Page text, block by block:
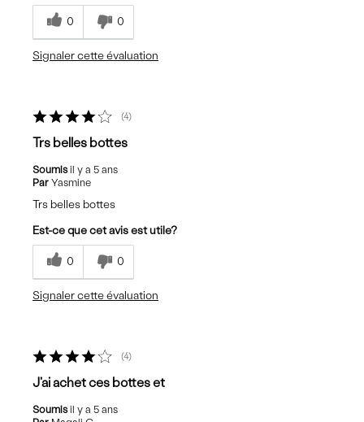
0 0
Signaler cette évaluation
4
Trs belles bottes
Soumisil y a 5 ans
Par Yasmine
Trs belles bottes
Est-ce que cet avis est utile?
0 0
Signaler cette évaluation
4
J'ai achet ces bottes et
Soumisil y a 5 ans